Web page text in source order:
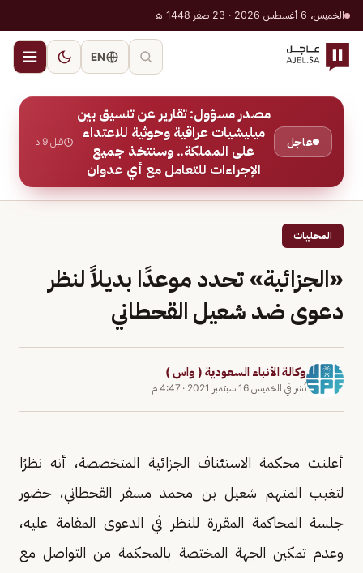
الخميس، 6 أغسطس 2026 · 23 صفر 1448 هـ
EN
عاجل
مصدر مسؤول: تقارير عن تنسيق بين
ميليشيات عراقية وحوثية للاعتداء
على المملكة.. وسنتخذ جميع
الإجراءات للتعامل مع أي عدوان
قبل 9 د
المحليات
«الجزائية» تحدد موعدًا بديلاً لنظر
دعوى ضد شعيل القحطاني
وكالة الأنباء السعودية ( واس )
نُشر في الخميس 16 سبتمبر 2021 · 4:47 م
أعلنت محكمة الاستئناف الجزائية المتخصصة، أنه نظرًا
لتغيب المتهم شعيل بن محمد مسفر القحطاني، حضور
جلسة المحاكمة المقررة للنظر في الدعوى المقامة عليه،
وعدم تمكين الجهة المختصة بالمحكمة من التواصل مع